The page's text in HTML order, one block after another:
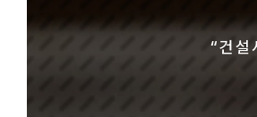
“건설
“중소
“다양한 설